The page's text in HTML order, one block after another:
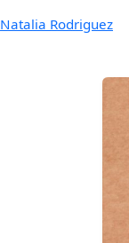
Natalia Rodriguez